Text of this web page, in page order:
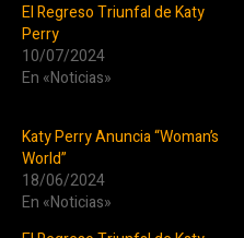
El Regreso Triunfal de Katy
Perry
10/07/2024
En «Noticias»
Katy Perry Anuncia “Woman’s
World”
18/06/2024
En «Noticias»